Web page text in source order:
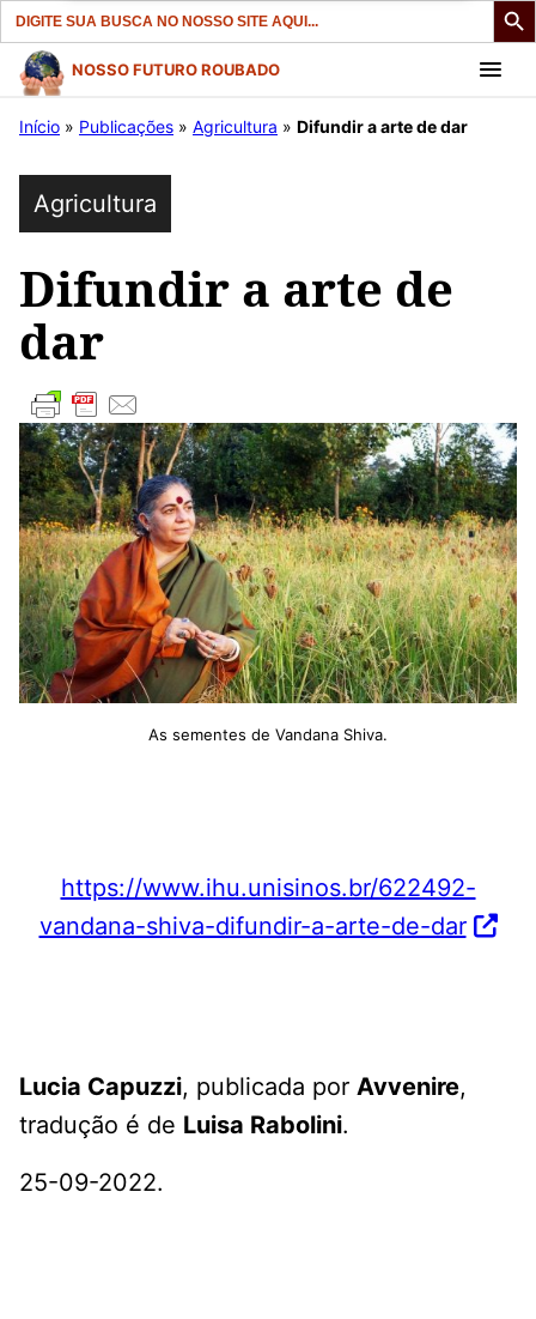
Search
for:
Pular
para
conteúdo
NOSSO FUTURO ROUBADO
Início » Publicações » Agricultura » Difundir a arte de dar
Agricultura
Difundir a arte de
dar
As sementes de Vandana Shiva.
https://www.ihu.unisinos.br/622492-
vandana-shiva-difundir-a-arte-de-dar
Lucia Capuzzi, publicada por Avvenire,
tradução é de Luisa Rabolini.
25-09-2022.